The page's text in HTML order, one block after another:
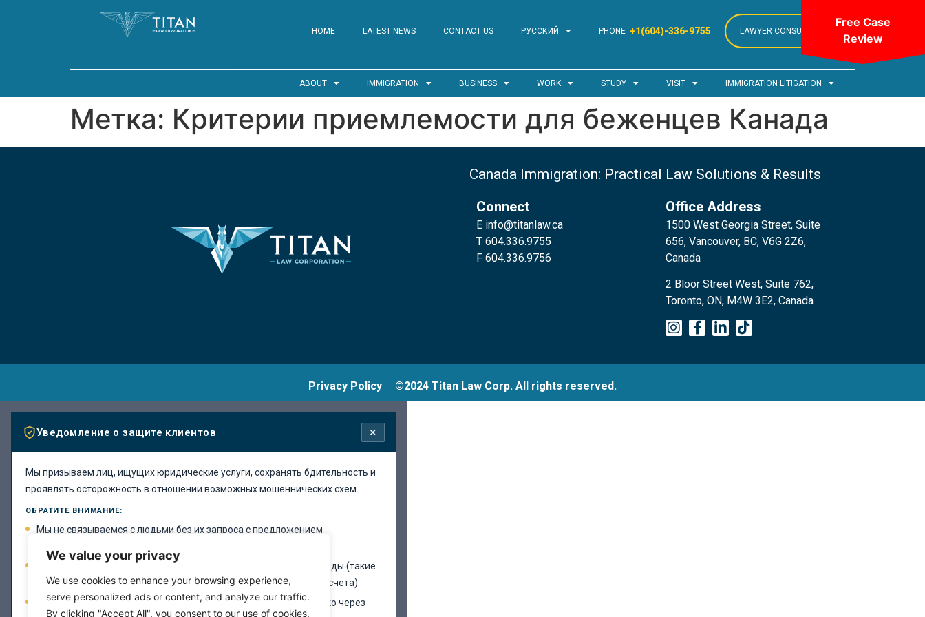
We value your privacy
We use cookies to enhance your browsing experience,
serve personalized ads or content, and analyze our traffic.
By clicking "Accept All", you consent to our use of cookies.
HOME LATEST NEWS CONTACT US РУССКИЙ PHONE +1(604)-336-9755 LAWYER CONSULTATION
ABOUT IMMIGRATION BUSINESS WORK STUDY VISIT IMMIGRATION LITIGATION
Метка: Критерии приемлемости для беженцев Канада
Canada Immigration: Practical Law Solutions & Results
Connect
E info@titanlaw.ca
T 604.336.9755
F 604.336.9756
Office Address
1500 West Georgia Street, Suite
656, Vancouver, BC, V6G 2Z6,
Canada
2 Bloor Street West, Suite 762,
Toronto, ON, M4W 3E2, Canada
Privacy Policy ©2024 Titan Law Corp. All rights reserved.
Уведомление о защите клиентов ×
Мы призываем лиц, ищущих юридические услуги, сохранять бдительность и
проявлять осторожность в отношении возможных мошеннических схем.
ОБРАТИТЕ ВНИМАНИЕ:
Мы не связываемся с людьми без их запроса с предложением
Наша фирма не запрашивает оплату через нестандартные методы (такие
как подарочные карты, криптовалюта или переводы на личные счета).
Все официальные сообщения от нашей фирмы поступают только через
Free Case
Review